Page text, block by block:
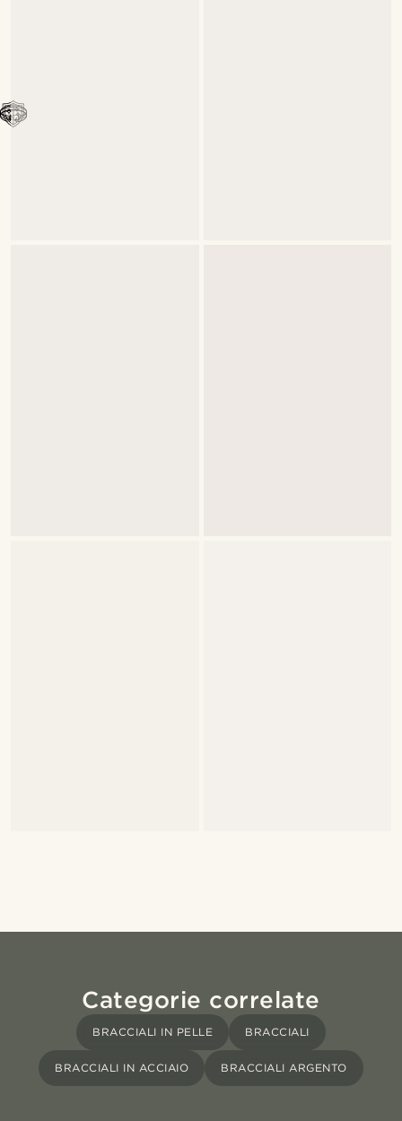
Categorie correlate
BRACCIALI IN PELLE BRACCIALI
BRACCIALI IN ACCIAIO BRACCIALI ARGENTO